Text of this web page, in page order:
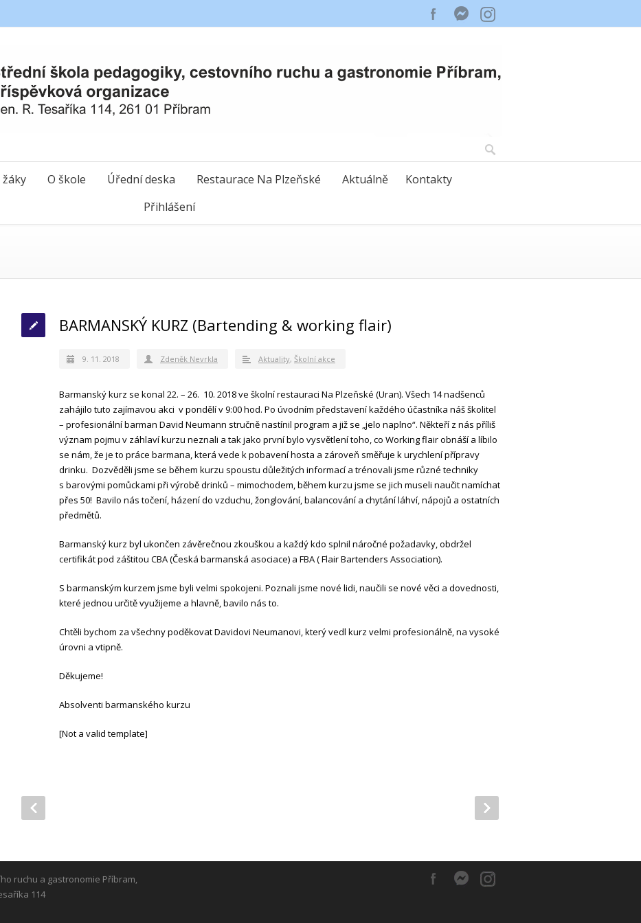
O škole Úřední deska Restaurace Na Plzeňské Aktuálně
Kontakty
Přihlášení
BARMANSKÝ KURZ (Bartending & working flair)
9. 11. 2018 Zdeněk Nevrkla Aktuality, Školní akce
Barmanský kurz se konal 22. – 26. 10. 2018 ve školní restauraci Na Plzeňské (Uran). Všech 14 nadšenců
zahájilo tuto zajímavou akci v pondělí v 9:00 hod. Po úvodním představení každého účastníka náš školitel
– profesionální barman David Neumann stručně nastínil program a již se „jelo naplno“. Někteří z nás příliš
význam pojmu v záhlaví kurzu neznali a tak jako první bylo vysvětlení toho, co Working flair obnáší a líbilo
se nám, že je to práce barmana, která vede k pobavení hosta a zároveň směřuje k urychlení přípravy
drinku. Dozvěděli jsme se během kurzu spoustu důležitých informací a trénovali jsme různé techniky
s barovými pomůckami při výrobě drinků – mimochodem, během kurzu jsme se jich museli naučit namíchat
přes 50! Bavilo nás točení, házení do vzduchu, žonglování, balancování a chytání láhví, nápojů a ostatních
předmětů.
Barmanský kurz byl ukončen závěrečnou zkouškou a každý kdo splnil náročné požadavky, obdržel
certifikát pod záštitou CBA (Česká barmanská asociace) a FBA ( Flair Bartenders Association).
S barmanským kurzem jsme byli velmi spokojeni. Poznali jsme nové lidi, naučili se nové věci a dovednosti,
které jednou určitě využijeme a hlavně, bavilo nás to.
Chtěli bychom za všechny poděkovat Davidovi Neumanovi, který vedl kurz velmi profesionálně, na vysoké
úrovni a vtipně.
Děkujeme!
Absolventi barmanského kurzu
[Not a valid template]
ruchu a gastronomie Příbram,
114